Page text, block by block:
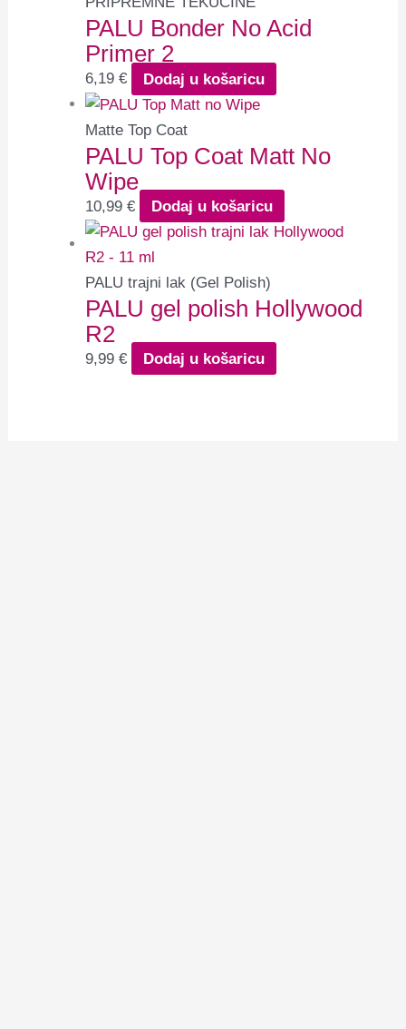
PALU Bonder No Acid
Primer 2
6,19€ Dodaj u košaricu
Matte Top Coat
PALU Top Coat Matt No
Wipe
10,99€ Dodaj u košaricu
PALU trajni lak (Gel Polish)
PALU gel polish Hollywood
R2
9,99€ Dodaj u košaricu